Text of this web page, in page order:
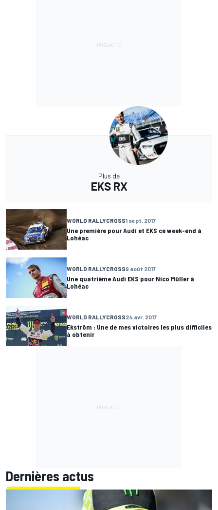
Plus de
EKS RX
WORLD RALLYCROSS1 sept. 2017
Une première pour Audi et EKS ce week-end à
Lohéac
WORLD RALLYCROSS9 août 2017
Une quatrième Audi EKS pour Nico Müller à
Lohéac
WORLD RALLYCROSS24 avr. 2017
Ekström : Une de mes victoires les plus difficiles
à obtenir
Dernières actus